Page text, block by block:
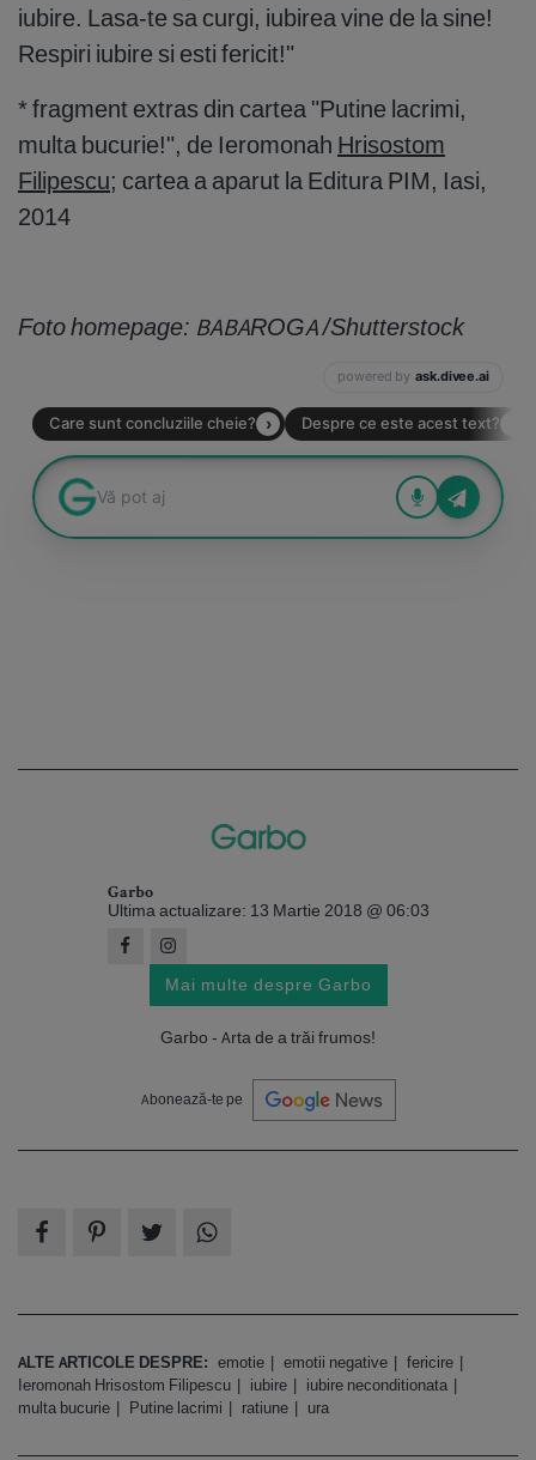
iubire. Lasa-te sa curgi, iubirea vine de la sine!
Respiri iubire si esti fericit!"
* fragment extras din cartea "Putine lacrimi,
multa bucurie!", de Ieromonah Hrisostom
Filipescu; cartea a aparut la Editura PIM, Iasi,
2014
Foto homepage: BABAROGA /Shutterstock
Garbo
Ultima actualizare: 13 Martie 2018 @ 06:03
Mai multe despre Garbo
Garbo - Arta de a trăi frumos!
Abonează-te pe
ALTE ARTICOLE DESPRE: emotie emotii negative
fericire
Ieromonah Hrisostom Filipescu
iubire
iubire neconditionata
multa bucurie
Putine lacrimi ratiune ura